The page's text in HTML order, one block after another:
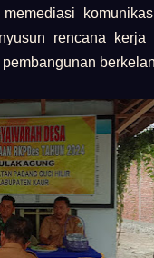
rencana kerja